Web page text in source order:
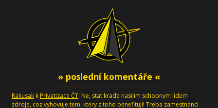
» poslední komentáře «
Rakusak k Privatizace ČT: Ne, stat krade nasilim schopnym lidem
zdroje, coz vyhovuje tem, ktery z toho benefituji! Treba zamestnanci